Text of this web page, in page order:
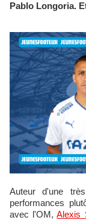
Pablo Longoria.
Auteur d'une très belle saison même s'il reste sur des
performances
avec l'OM,Alexis